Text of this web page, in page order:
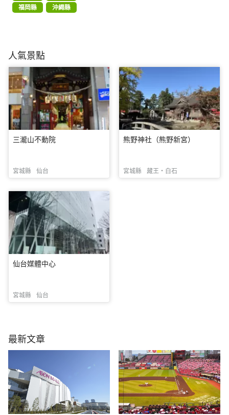
福岡縣
沖繩縣
人氣景點
三瀧山不動院
宮城縣 仙台
熊野神社（熊野新宮）
宮城縣 藏王・白石
仙台媒體中心
宮城縣 仙台
最新文章